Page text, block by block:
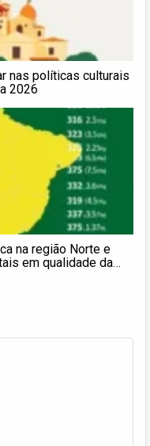
nas políticas culturais
2026
na região Norte e
em qualidade da